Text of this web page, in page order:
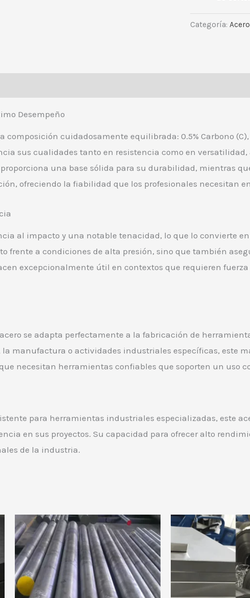
Categoría:
Desempeño
cuidadosamente equilibrada: 0.5% Carbono (C),
sus cualidades tanto en resistencia como en
una base sólida para su durabilidad, mientras
ofreciendo la fiabilidad que los profesionales necesitan
al impacto y una notable tenacidad, lo que lo convierte
frente a condiciones de alta presión, sino que también
excepcionalmente útil en contextos que requieren
se adapta perfectamente a la fabricación de
manufactura o actividades industriales específicas, este
necesitan herramientas confiables que soporten un uso
para herramientas industriales especializadas, este
en sus proyectos. Su capacidad para ofrecer alto
de la industria.